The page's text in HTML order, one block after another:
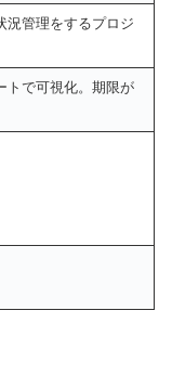
況管理をするプロジ
トで可視化。期限が